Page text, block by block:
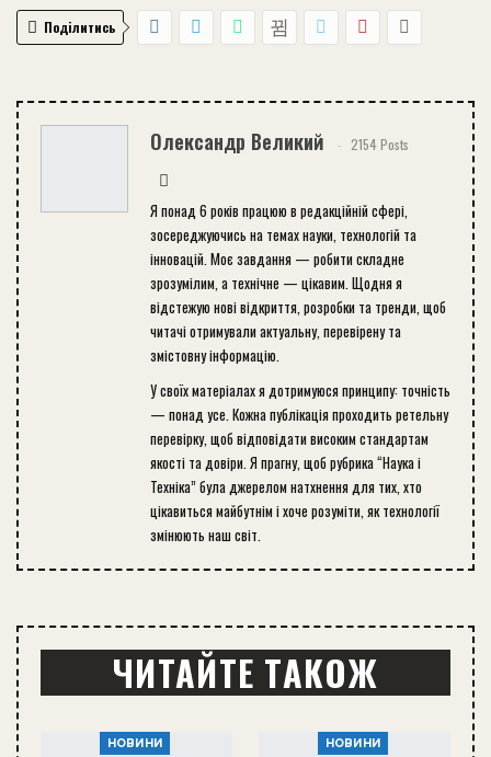
Поділитись
Олександр Великий 2154 Posts
Я понад 6 років працюю в редакційній сфері,
зосереджуючись на темах науки, технологій та
інновацій. Моє завдання — робити складне
зрозумілим, а технічне — цікавим. Щодня я
відстежую нові відкриття, розробки та тренди, щоб
читачі отримували актуальну, перевірену та
змістовну інформацію.
У своїх матеріалах я дотримуюся принципу: точність
— понад усе. Кожна публікація проходить ретельну
перевірку, щоб відповідати високим стандартам
якості та довіри. Я прагну, щоб рубрика “Наука і
Техніка” була джерелом натхнення для тих, хто
цікавиться майбутнім і хоче розуміти, як технології
змінюють наш світ.
ЧИТАЙТЕ ТАКОЖ
НОВИНИ НОВИНИ